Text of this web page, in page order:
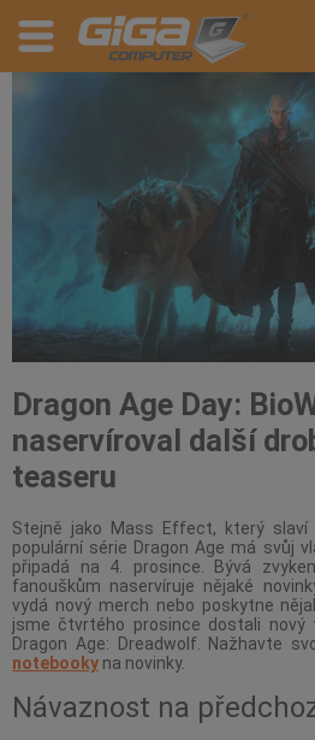
Dragon Age Day:
naservíroval další
teaseru
Stejně jako Mass Effect, který slaví
populární série Dragon Age má svůj
připadá na 4. prosince. Bývá
fanouškům naservíruje nějaké
vydá nový merch nebo poskytne
jsme čtvrtého prosince dostali nový
Dragon Age: Dreadwolf. Nažhavte
notebooky na novinky.
Návaznost na